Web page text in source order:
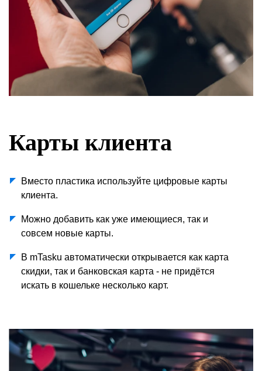
Карты клиента
Вместо пластика используйте цифровые карты
клиента.
Можно добавить как уже имеющиеся, так и
совсем новые карты.
В mTasku автоматически открывается как карта
скидки, так и банковская карта - не придётся
искать в кошельке несколько карт.